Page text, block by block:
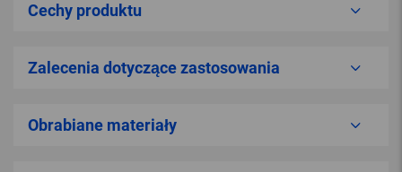
Cechy produktu
Zalecenia dotyczące zastosowania
Obrabiane materiały